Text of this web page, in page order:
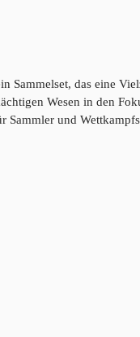
Sammelset, das eine
Wesen in den
Sammler und